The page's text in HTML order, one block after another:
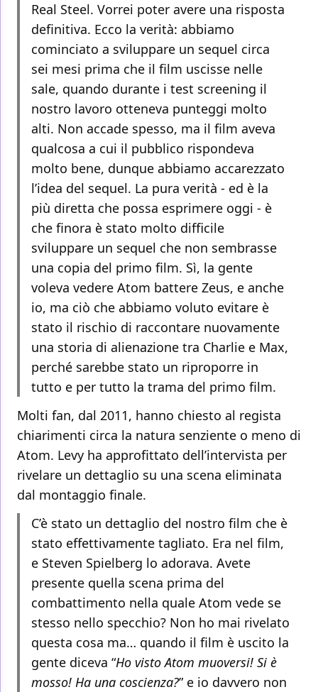
Real Steel. Vorrei poter avere una risposta
definitiva. Ecco la verità: abbiamo
cominciato a sviluppare un sequel circa
sei mesi prima che il film uscisse nelle
sale, quando durante i test screening il
nostro lavoro otteneva punteggi molto
alti. Non accade spesso, ma il film aveva
qualcosa a cui il pubblico rispondeva
molto bene, dunque abbiamo accarezzato
l’idea del sequel. La pura verità - ed è la
più diretta che possa esprimere oggi - è
che finora è stato molto difficile
sviluppare un sequel che non sembrasse
una copia del primo film. Sì, la gente
voleva vedere Atom battere Zeus, e anche
io, ma ciò che abbiamo voluto evitare è
stato il rischio di raccontare nuovamente
una storia di alienazione tra Charlie e Max,
perché sarebbe stato un riproporre in
tutto e per tutto la trama del primo film.
Molti fan, dal 2011, hanno chiesto al regista
chiarimenti circa la natura senziente o meno di
Atom. Levy ha approfittato dell’intervista per
rivelare un dettaglio su una scena eliminata
dal montaggio finale.
C’è stato un dettaglio del nostro film che è
stato effettivamente tagliato. Era nel film,
e Steven Spielberg lo adorava. Avete
presente quella scena prima del
combattimento nella quale Atom vede se
stesso nello specchio? Non ho mai rivelato
questa cosa ma… quando il film è uscito la
gente diceva “Ho visto Atom muoversi! Si è
mosso! Ha una coscienza?” e io davvero non